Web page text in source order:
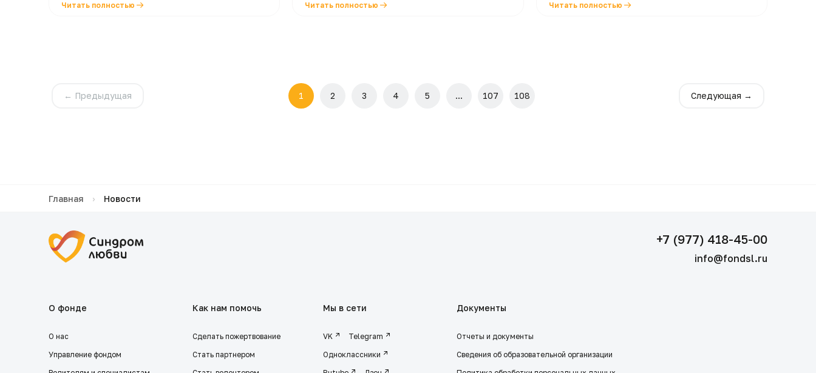
Читать полностью Читать полностью Читать полностью
← Предыдущая 1 2 3 4 5 ... 107 108 Следующая →
Главная › Новости
+7 (977) 418-45-00
info@fondsl.ru
О фонде
О нас
Управление фондом
Как нам помочь
Сделать пожертвование
Стать партнером
Мы в сети
VK
Telegram
Одноклассники
Документы
Отчеты и документы
Сведения об образовательной организации